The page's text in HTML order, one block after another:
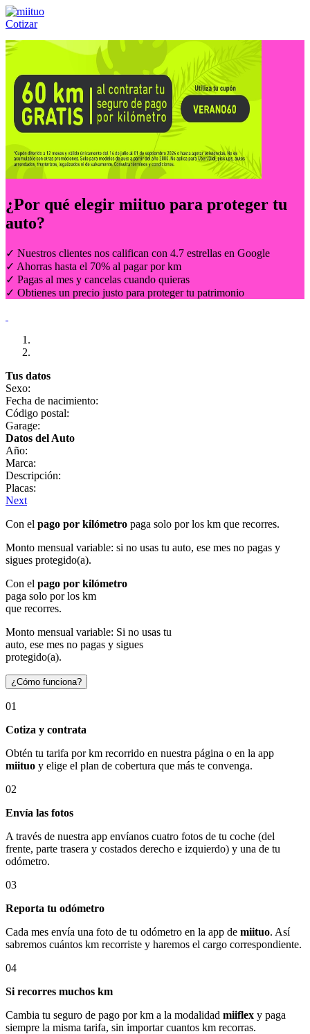
Cotizar
Llámanos al:(55) 84-21-05-00 ó
¿Por qué elegir miituo para proteger tu
auto?
✓ Nuestros clientes nos califican con 4.7 estrellas en Google
✓ Ahorras hasta el 70% al pagar por km
✓ Pagas al mes y cancelas cuando quieras
✓ Obtienes un precio justo para proteger tu patrimonio
Tus datos
Sexo:
Fecha de nacimiento:
Código postal:
Garage:
Datos del Auto
Año:
Marca:
Descripción:
Placas:
Next
Con el pago por kilómetro paga solo por los km que recorres.
Monto mensual variable: si no usas tu auto, ese mes no pagas y
sigues protegido(a).
Con el pago por kilómetro
paga solo por los km
que recorres.
Monto mensual variable: Si no usas tu
auto, ese mes no pagas y sigues
protegido(a).
¿Cómo funciona?
01
Cotiza y contrata
Obtén tu tarifa por km recorrido en nuestra página o en la app
miituo y elige el plan de cobertura que más te convenga.
02
Envía las fotos
A través de nuestra app envíanos cuatro fotos de tu coche (del
frente, parte trasera y costados derecho e izquierdo) y una de tu
odómetro.
03
Reporta tu odómetro
Cada mes envía una foto de tu odómetro en la app de miituo. Así
sabremos cuántos km recorriste y haremos el cargo correspondiente.
04
Si recorres muchos km
Cambia tu seguro de pago por km a la modalidad miiflex y paga
siempre la misma tarifa, sin importar cuantos km recorras.